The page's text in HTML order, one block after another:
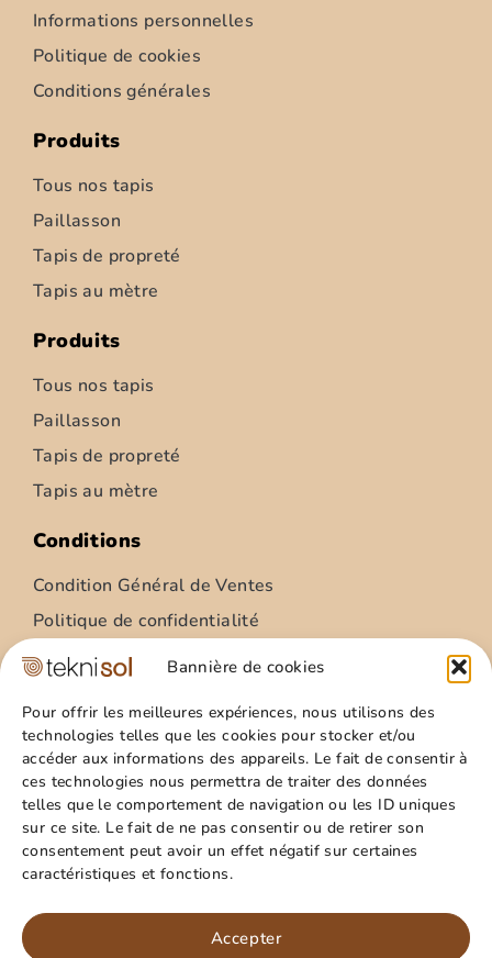
Bannière de cookies
Pour offrir les meilleures expériences, nous utilisons des
technologies telles que les cookies pour stocker et/ou
accéder aux informations des appareils. Le fait de consentir à
ces technologies nous permettra de traiter des données
telles que le comportement de navigation ou les ID uniques
sur ce site. Le fait de ne pas consentir ou de retirer son
consentement peut avoir un effet négatif sur certaines
caractéristiques et fonctions.
Accepter
Tapis d’intérieur – Ziemia – 52cm
Paillasson – relief palmes – 40x60cm
15,99€
Informations personnelles
Politique de cookies
Conditions générales
Produits
Tous nos tapis
Paillasson
Tapis de propreté
Tapis au mètre
Produits
Tous nos tapis
Paillasson
Tapis de propreté
Tapis au mètre
Conditions
Condition Général de Ventes
Politique de confidentialité
Condition Général Utilisation
Site
Qui sommes nous ?
Guide pratique
Favoris